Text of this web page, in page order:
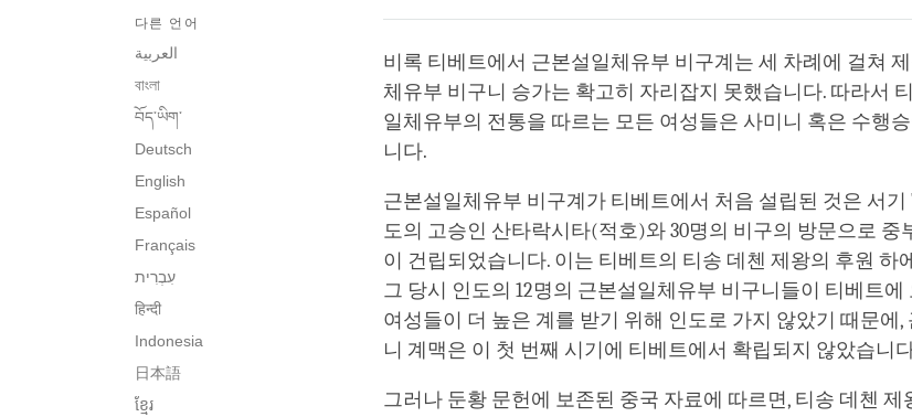
on
facebook
다른 언어
العربية
বাংলা
བོད་ཡིག་
Deutsch
English
Español
Français
हिन्दी
Indonesia
日本語
ខ្មែរ
비록 티베트에서 근본설일체유부 비구계는 세 차례에 걸쳐
체유부 비구니 승가는 확고히 자리잡지 못했습니다. 따라서
일체유부의 전통을 따르는 모든 여성들은 사미니 혹은 수행
니다.
근본설일체유부 비구계가 티베트에서 처음 설립된 것은 서기
도의 고승인 산타락시타(적호)와 30명의 비구의 방문으로 중
이 건립되었습니다. 이는 티베트의 티송 데첸 제왕의 후원 하
그 당시 인도의 12명의 근본설일체유부 비구니들이 티베트에
여성들이 더 높은 계를 받기 위해 인도로 가지 않았기 때문에
니 계맥은 이 첫 번째 시기에 티베트에서 확립되지 않았습니
그러나 둔황 문헌에 보존된 중국 자료에 따르면, 티송 데첸 제